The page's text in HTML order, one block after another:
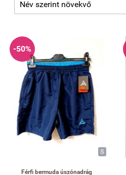
-50%
S
Férfi bermuda úszónadrág